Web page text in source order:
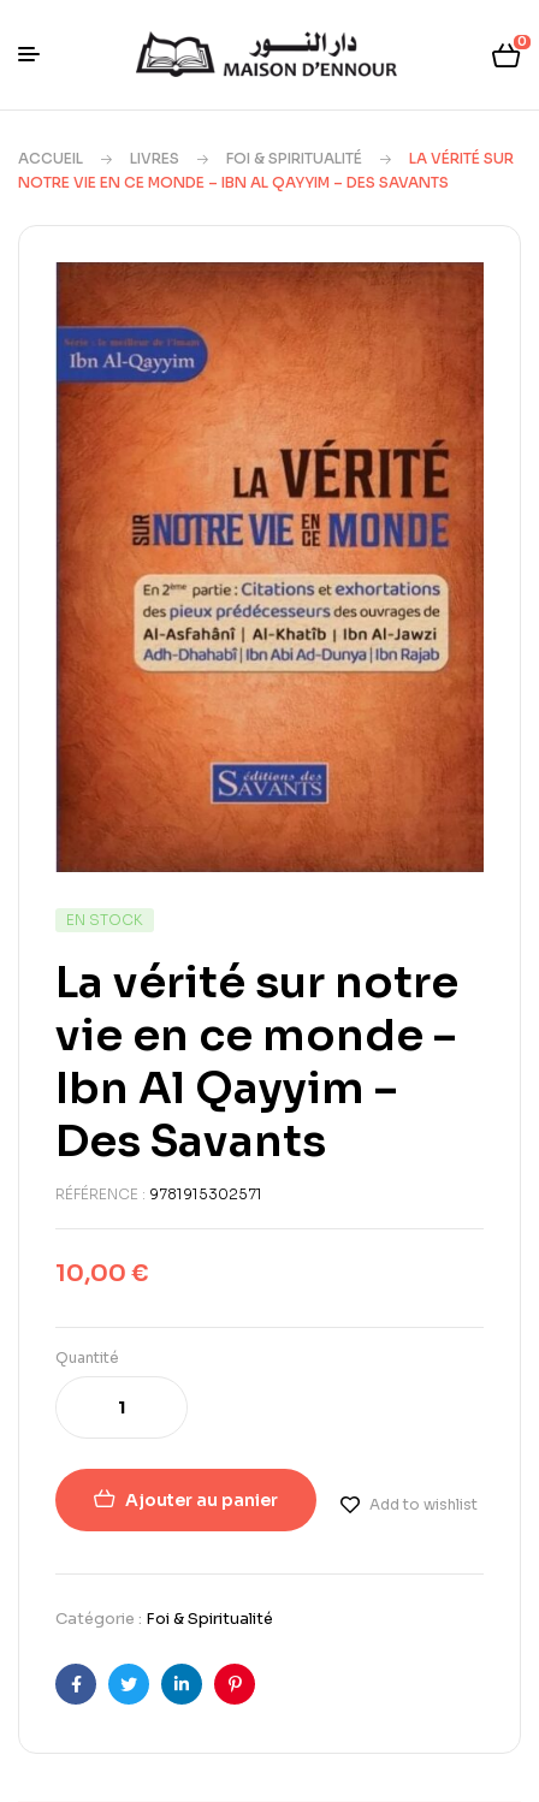
0
ACCUEIL LIVRES FOI & SPIRITUALITÉ
LA VÉRITÉ SUR
NOTRE VIE EN CE MONDE – IBN AL QAYYIM – DES SAVANTS
EN STOCK
La vérité sur notre
vie en ce monde –
Ibn Al Qayyim –
Des Savants
RÉFÉRENCE : 9781915302571
10,00 €
Quantité
Ajouter au panier Add to wishlist
Catégorie : Foi & Spiritualité
FacebookTwitterLinkedInPinterest